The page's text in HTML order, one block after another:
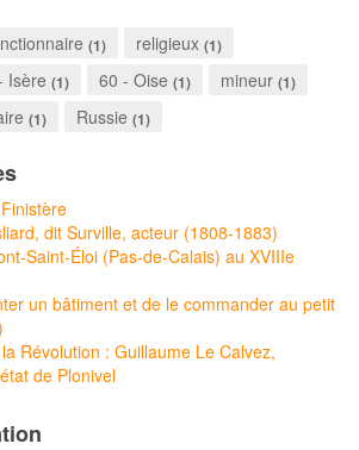
(1) religieux (1)
Isère (1) 60 - Oise (1) mineur (1)
(1) Russie (1)
dit Surville, acteur (1808-1883)
Saint-Éloi (Pas-de-Calais) au XVIIIe
un bâtiment et de le commander au petit
Révolution : Guillaume Le Calvez,
de Plonivel